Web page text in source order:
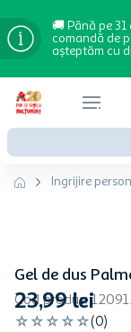
🚚 Până pe
comandă de
așteptăm cu
Ingrijire
Gel de dus
Cod produs:
☆ ☆ ☆ ☆ ☆(0)
23,99 lei